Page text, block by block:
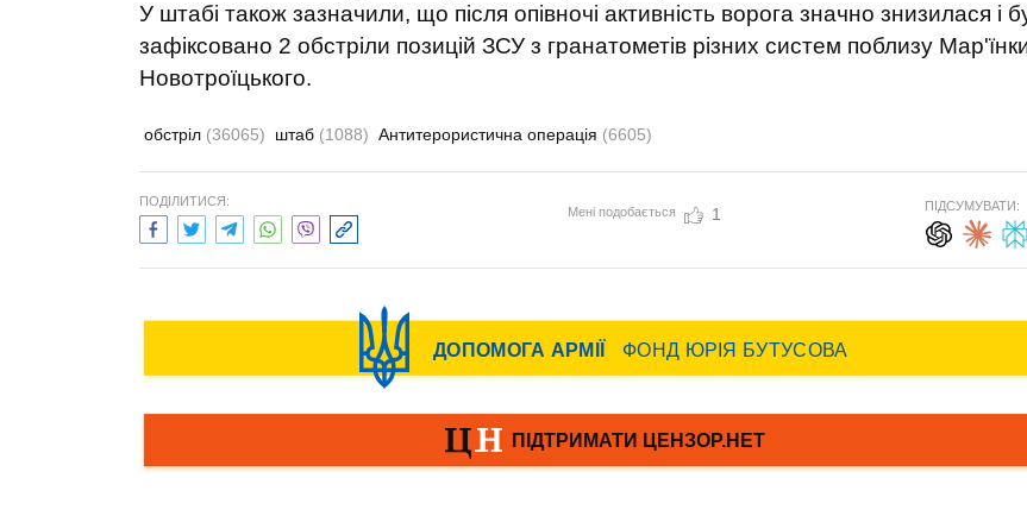
У штабі також зазначили, що після опівночі активність ворога значно знизилася і
зафіксовано 2 обстріли позицій ЗСУ з гранатометів різних систем поблизу Мар'їнки
Новотроїцького.
обстріл (36065) штаб (1088) Антитерористична операція (6605)
ПОДІЛИТИСЯ:
Мені подобається 1 ПІДСУМУВАТИ: